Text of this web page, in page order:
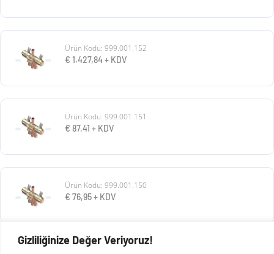
Gizliliğinize Değer Veriyoruz!
Ürün Kodu: 999.001.152
€ 1.427,84+ KDV
Ürün Kodu: 999.001.151
€ 87,41 + KDV
Ürün Kodu: 999.001.150
€ 76,95+ KDV